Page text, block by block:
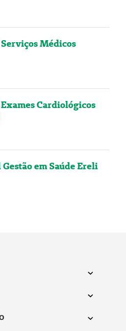
Médicos
Cardiológicos
em Saúde Ereli